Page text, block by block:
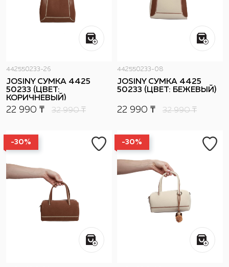
442550233-26
JOSINY СУМКА 4425
50233 (ЦВЕТ:
КОРИЧНЕВЫЙ)
22 990 ₸ 32 990₸
442550233-08
JOSINY СУМКА 4425
50233 (ЦВЕТ: БЕЖЕВЫЙ)
22 990 ₸ 32 990₸
-30% -30%